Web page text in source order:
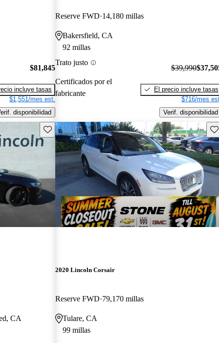
$81,845
incluye tasas
$1,551/mes est.
disponibilidad
Reserve FWD 14,180 millas
Bakersfield, CA
92 millas
Trato justo
Certificados por el
fabricante
$39,990
El precio incluye tasas
$716/mes
Verif. disponibilidad
Guarda este Aviso
CA
2020 Lincoln Corsair
Reserve FWD 79,170 millas
Tulare, CA
99 millas